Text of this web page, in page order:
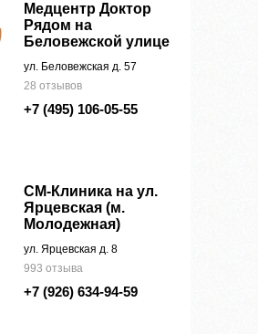
Медцентр Доктор
Рядом на
Беловежской улице
ул. Беловежская д. 57
28 отзывов
+7 (495) 106-05-55
СМ-Клиника на ул.
Ярцевская (м.
Молодежная)
ул. Ярцевская д. 8
993 отзыва
+7 (926) 634-94-59